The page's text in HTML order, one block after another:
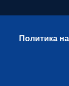
Политика